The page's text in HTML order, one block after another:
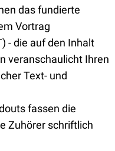
das fundierte
Vortrag
- die auf den Inhalt
veranschaulicht Ihren
Text- und
fassen die
Zuhörer schriftlich